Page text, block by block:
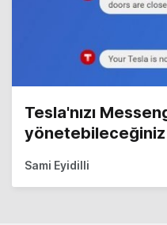
Tesla'nızı
Sami Eyidilli